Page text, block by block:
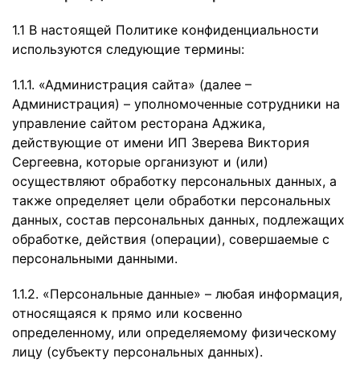
1.1 В настоящей Политике конфиденциальности
используются следующие термины:
1.1.1. «Администрация сайта» (далее –
Администрация) – уполномоченные сотрудники на
управление сайтом ресторана Аджика,
действующие от имени ИП Зверева Виктория
Сергеевна, которые организуют и (или)
осуществляют обработку персональных данных, а
также определяет цели обработки персональных
данных, состав персональных данных, подлежащих
обработке, действия (операции), совершаемые с
персональными данными.
1.1.2. «Персональные данные» – любая информация,
относящаяся к прямо или косвенно
определенному, или определяемому физическому
лицу (субъекту персональных данных).